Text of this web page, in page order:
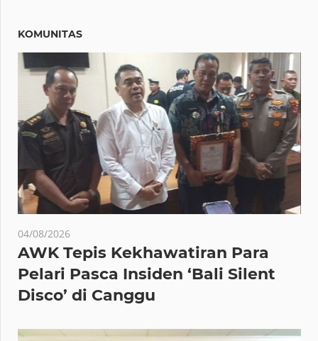
KOMUNITAS
04/08/2026
AWK Tepis Kekhawatiran Para
Pelari Pasca Insiden ‘Bali Silent
Disco’ di Canggu